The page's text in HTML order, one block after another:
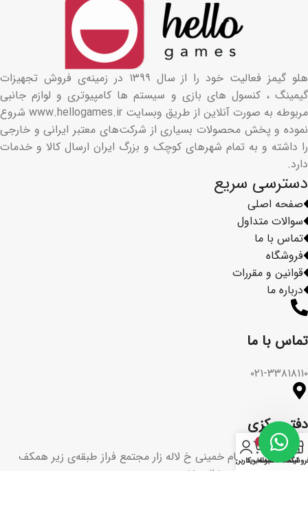
تماس با ما​
۰۲۱-۳۳۸۱۸۱۱۰
دفتر مرکزی
تهران ، میدان امام خمینی خ لاله زار مجتمع فراز طبقه‌ی زیر همکف
فروشگاه
قوانین و مقررات
درباره ما
دسترسی سریع
صفحه اصلی
سوالات متداول
تماس با ما
هلو گیمز فعالیت خود را از سال ۱۳۹۹ در زمینه‌ی فروش تجهیزات
گیمینگ ، کنسول های بازی و سیستم ها کامپیوتری و لوازم جانبی
مربوطه به صورت آنلاین از طریق وبسایت www.hellogames.ir شروع
نموده و پخش محصولات بسیاری از شرکت‌های معتبر ایرانی و خارجی
را داشته و به تمام شهرهای کوچک و بزرگ ایران ارسال کالا و خدمات
دارد.
لیست دلخواه
۰
سبد خرید
حساب کاربری من